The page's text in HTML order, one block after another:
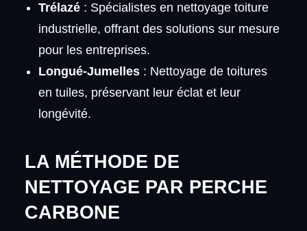
Trélazé: Spécialistes en nettoyage toiture
industrielle, offrant des solutions sur mesure
pour les entreprises.
Longué-Jumelles: Nettoyage de toitures
en tuiles, préservant leur éclat et leur
longévité.
LA MÉTHODE DE
NETTOYAGE PAR PERCHE
CARBONE